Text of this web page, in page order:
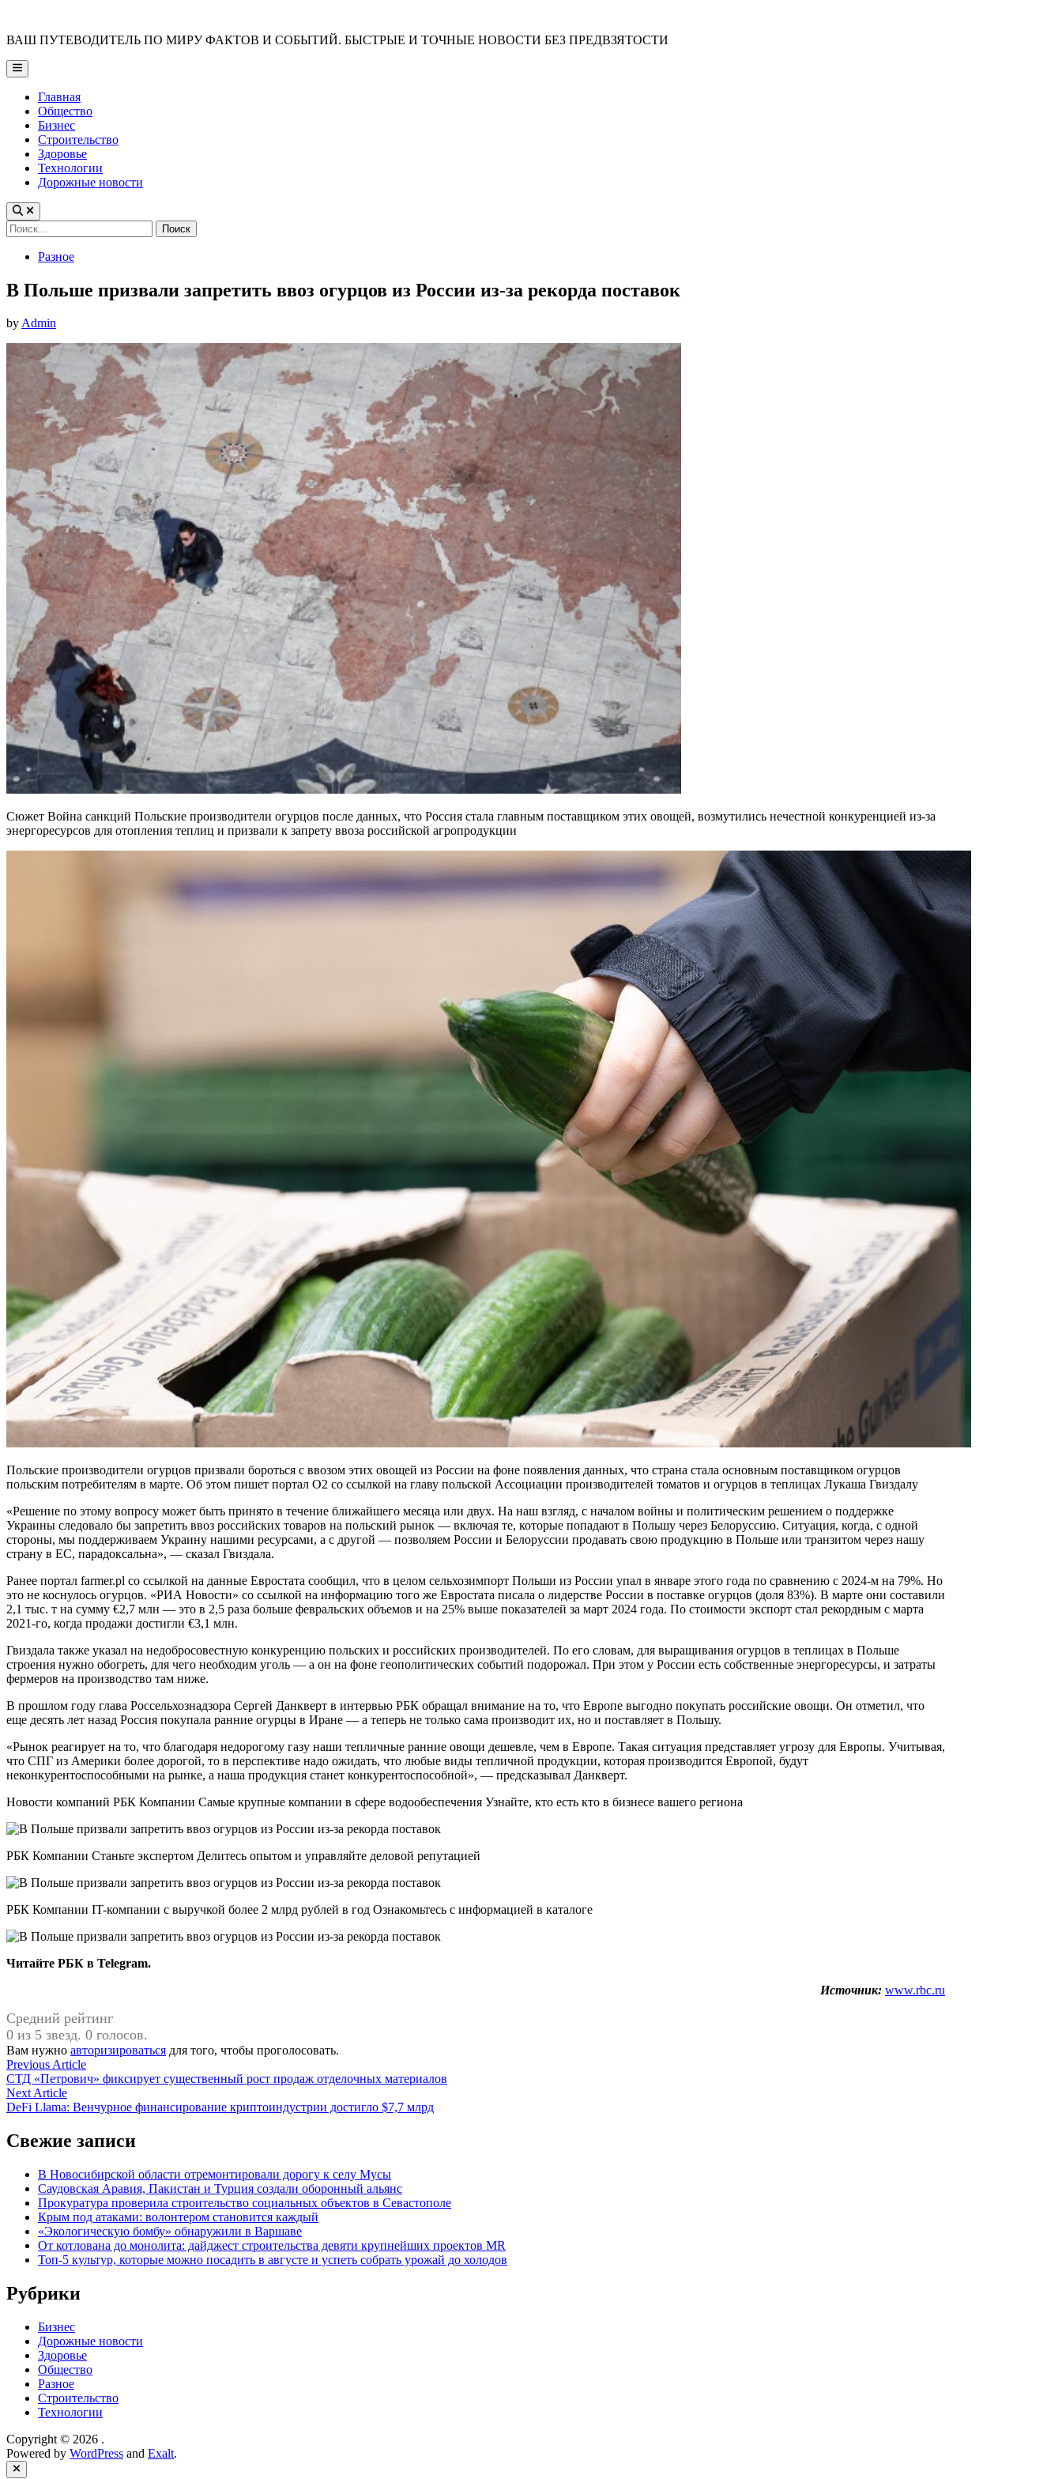
content
ВАШ ПУТЕВОДИТЕЛЬ ПО МИРУ ФАКТОВ И СОБЫТИЙ. БЫСТРЫЕ И ТОЧНЫЕ НОВОСТИ БЕЗ ПРЕДВЗЯТОСТИ
Main
Menu
Главная
Общество
Бизнес
Строительство
Здоровье
Технологии
Дорожные новости
Найти:
PostedРазное
В Польше призвали запретить ввоз огурцов из России из-за рекорда поставок
byAdmin
Сюжет Война санкций Польские производители огурцов после данных, что Россия стала главным поставщиком этих овощей, возмутились нечестной конкуренцией из-за
энергоресурсов для отопления теплиц и призвали к запрету ввоза российской агропродукции
Польские производители огурцов призвали бороться с ввозом этих овощей из России на фоне появления данных, что страна стала основным поставщиком огурцов
польским потребителям в марте. Об этом пишет портал О2 со ссылкой на главу польской Ассоциации производителей томатов и огурцов в теплицах Лукаша Гвиздалу
«Решение по этому вопросу может быть принято в течение ближайшего месяца или двух. На наш взгляд, с началом войны и политическим решением о поддержке
Украины следовало бы запретить ввоз российских товаров на польский рынок — включая те, которые попадают в Польшу через Белоруссию. Ситуация, когда, с одной
стороны, мы поддерживаем Украину нашими ресурсами, а с другой — позволяем России и Белоруссии продавать свою продукцию в Польше или транзитом через нашу
страну в ЕС, парадоксальна», — сказал Гвиздала.
Ранее портал farmer.pl со ссылкой на данные Евростата сообщил, что в целом сельхозимпорт Польши из России упал в январе этого года по сравнению с 2024-м на 79%. Но
это не коснулось огурцов. «РИА Новости» со ссылкой на информацию того же Евростата писала о лидерстве России в поставке огурцов (доля 83%). В марте они составили
2,1 тыс. т на сумму €2,7 млн — это в 2,5 раза больше февральских объемов и на 25% выше показателей за март 2024 года. По стоимости экспорт стал рекордным с марта
2021-го, когда продажи достигли €3,1 млн.
Гвиздала также указал на недобросовестную конкуренцию польских и российских производителей. По его словам, для выращивания огурцов в теплицах в Польше
строения нужно обогреть, для чего необходим уголь — а он на фоне геополитических событий подорожал. При этом у России есть собственные энергоресурсы, и затраты
фермеров на производство там ниже.
В прошлом году глава Россельхознадзора Сергей Данкверт в интервью РБК обращал внимание на то, что Европе выгодно покупать российские овощи. Он отметил, что
еще десять лет назад Россия покупала ранние огурцы в Иране — а теперь не только сама производит их, но и поставляет в Польшу.
«Рынок реагирует на то, что благодаря недорогому газу наши тепличные ранние овощи дешевле, чем в Европе. Такая ситуация представляет угрозу для Европы. Учитывая,
что СПГ из Америки более дорогой, то в перспективе надо ожидать, что любые виды тепличной продукции, которая производится Европой, будут
неконкурентоспособными на рынке, а наша продукция станет конкурентоспособной», — предсказывал Данкверт.
Новости компаний РБК Компании Самые крупные компании в сфере водообеспечения Узнайте, кто есть кто в бизнесе вашего региона
РБК Компании Станьте экспертом Делитесь опытом и управляйте деловой репутацией
РБК Компании IT-компании с выручкой более 2 млрд рублей в год Ознакомьтесь с информацией в каталоге
Читайте РБК в Telegram.
Источник: www.rbc.ru
Средний рейтинг
0 из 5 звезд. 0 голосов.
Вам нужно авторизироваться для того, чтобы проголосовать.
Навигация
по
записям
Previous ArticlePrevious
article:
СТД «Петрович» фиксирует существенный рост продаж отделочных материалов
Next ArticleNext
article:
DeFi Llama: Венчурное финансирование криптоиндустрии достигло $7,7 млрд
Свежие записи
В Новосибирской области отремонтировали дорогу к селу Мусы
Саудовская Аравия, Пакистан и Турция создали оборонный альянс
Прокуратура проверила строительство социальных объектов в Севастополе
Крым под атаками: волонтером становится каждый
«Экологическую бомбу» обнаружили в Варшаве
От котлована до монолита: дайджест строительства девяти крупнейших проектов MR
Топ-5 культур, которые можно посадить в августе и успеть собрать урожай до холодов
Рубрики
Бизнес
Дорожные новости
Здоровье
Общество
Разное
Строительство
Технологии
Copyright © 2026 .
Powered by WordPress and Exalt.
Close